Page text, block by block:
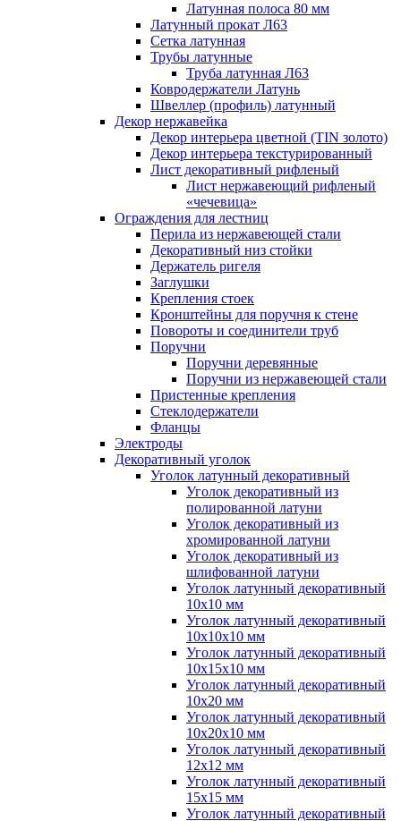
Латунная полоса 80 мм
Латунный прокат Л63
Сетка латунная
Трубы латунные
Труба латунная Л63
Ковродержатели Латунь
Швеллер (профиль) латунный
Декор нержавейка
Декор интерьера цветной (TIN золото)
Декор интерьера текстурированный
Лист декоративный рифленый
Лист нержавеющий рифленый
«чечевица»
Ограждения для лестниц
Перила из нержавеющей стали
Декоративный низ стойки
Держатель ригеля
Заглушки
Крепления стоек
Кронштейны для поручня к стене
Повороты и соединители труб
Поручни
Поручни деревянные
Поручни из нержавеющей стали
Пристенные крепления
Стеклодержатели
Фланцы
Электроды
Декоративный уголок
Уголок латунный декоративный
Уголок декоративный из
полированной латуни
Уголок декоративный из
хромированной латуни
Уголок декоративный из
шлифованной латуни
Уголок латунный декоративный
10x10 мм
Уголок латунный декоративный
10x10x10 мм
Уголок латунный декоративный
10x15x10 мм
Уголок латунный декоративный
10x20 мм
Уголок латунный декоративный
10x20x10 мм
Уголок латунный декоративный
12x12 мм
Уголок латунный декоративный
15x15 мм
Уголок латунный декоративный